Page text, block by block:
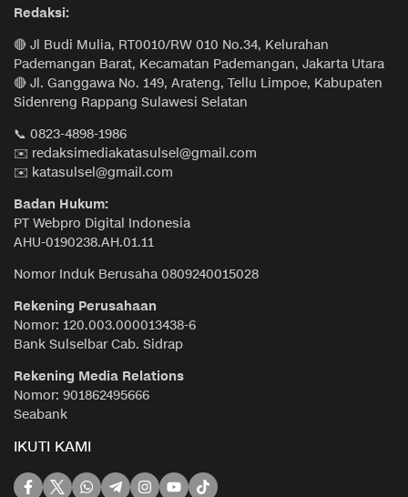
Redaksi:
🔴 Jl Budi Mulia, RT0010/RW 010 No.34, Kelurahan
Pademangan Barat, Kecamatan Pademangan, Jakarta Utara
🔴 Jl. Ganggawa No. 149, Arateng, Tellu Limpoe, Kabupaten
Sidenreng Rappang Sulawesi Selatan
📞 0823-4898-1986
✉️ redaksimediakatasulsel@gmail.com
✉️ katasulsel@gmail.com
Badan Hukum:
PT Webpro Digital Indonesia
AHU-0190238.AH.01.11
Nomor Induk Berusaha 0809240015028
Rekening Perusahaan
Nomor: 120.003.000013438-6
Bank Sulselbar Cab. Sidrap
Rekening Media Relations
Nomor: 901862495666
Seabank
IKUTI KAMI